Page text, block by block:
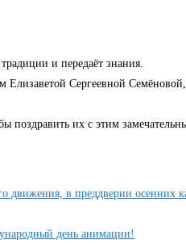
и передаёт знания.
Елизаветой Сергеевной
поздравить их с этим
в преддверии осенних
день анимации!